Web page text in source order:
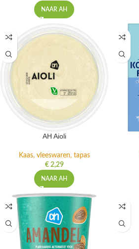
NAAR AH
AH Aioli
Kaas, vleeswaren, tapas
€2,29
NAAR AH